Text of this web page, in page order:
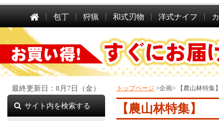
包丁 狩猟 和式刃物 洋式ナイフ
トップページ >企画> 【農山林特
【農山林特集】
最終更新日：8月7日（金）
サイト内を検索する